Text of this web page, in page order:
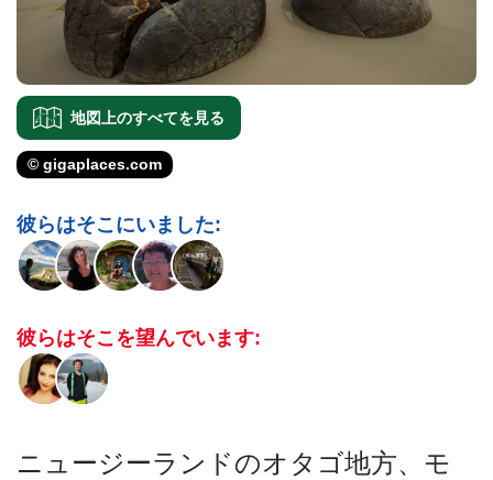
地図上のすべてを見る
© gigaplaces.com
彼らはそこにいました:
彼らはそこを望んでいます:
ニュージーランドのオタゴ地­方、モ